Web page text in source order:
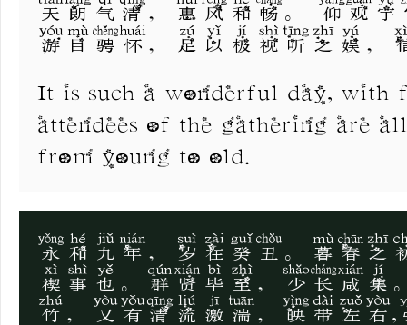
天朗气清，惠风和畅。 仰观
游目骋怀，足以极视听之娱，
It is such a wonderful day, with
attendees of the gathering are
from young to old.
永和九年，岁在癸丑。暮春之
禊事也。群贤毕至，少长咸集
竹，又有清流激湍，映带左右